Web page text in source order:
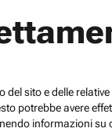
sito e delle
potrebbe avere
informazioni